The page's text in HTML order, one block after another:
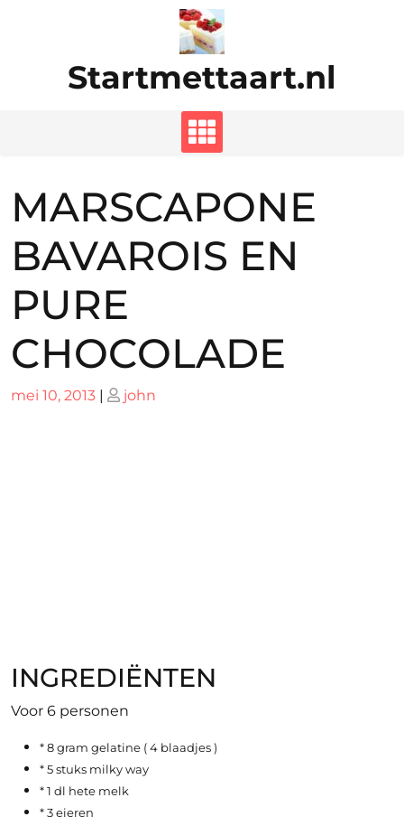
Startmettaart.nl
MARSCAPONE
BAVAROIS EN
PURE
CHOCOLADE
Geplaatst
mei 10, 2013 | Geplaatst
john
INGREDIËNTEN
Voor 6 personen
* 8 gram gelatine ( 4 blaadjes )
* 5 stuks milky way
* 1 dl hete melk
* 3 eieren